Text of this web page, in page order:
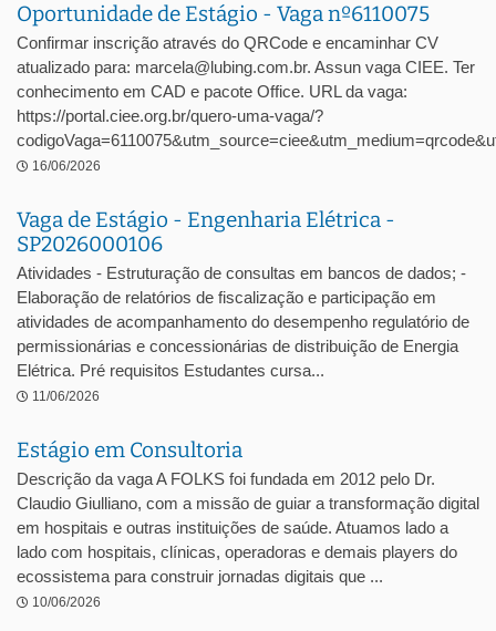
Oportunidade de Estágio - Vaga nº6110075
Confirmar inscrição através do QRCode e encaminhar CV
atualizado para: marcela@lubing.com.br. Assun vaga CIEE. Ter
conhecimento em CAD e pacote Office. URL da vaga:
https://portal.ciee.org.br/quero-uma-vaga/?
16/06/2026
Vaga de Estágio - Engenharia Elétrica -
SP2026000106
Atividades - Estruturação de consultas em bancos de dados; -
Elaboração de relatórios de fiscalização e participação em
atividades de acompanhamento do desempenho regulatório de
permissionárias e concessionárias de distribuição de Energia
Elétrica. Pré requisitos Estudantes cursa...
11/06/2026
Estágio em Consultoria
Descrição da vaga A FOLKS foi fundada em 2012 pelo Dr.
Claudio Giulliano, com a missão de guiar a transformação digital
em hospitais e outras instituições de saúde. Atuamos lado a
lado com hospitais, clínicas, operadoras e demais players do
ecossistema para construir jornadas digitais que ...
10/06/2026